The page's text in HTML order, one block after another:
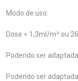
Modo de uso:
Dose = 1,3ml/m² ou
Podendo ser
Podendo ser